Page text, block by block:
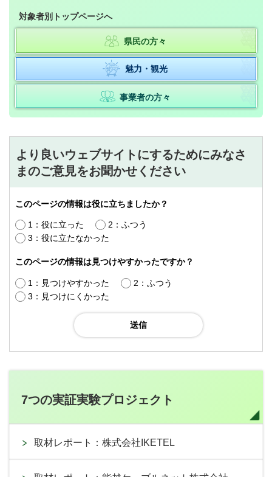
対象者別トップページへ
県民の方々
魅力・観光
事業者の方々
より良いウェブサイトにするためにみなさ
まのご意見をお聞かせください
このページの情報は役に立ちましたか？
1：役に立った
2：ふつう
3：役に立たなかった
このページの情報は見つけやすかったですか？
1：見つけやすかった
2：ふつう
3：見つけにくかった
7つの実証実験プロジェクト
取材レポート：株式会社IKETEL